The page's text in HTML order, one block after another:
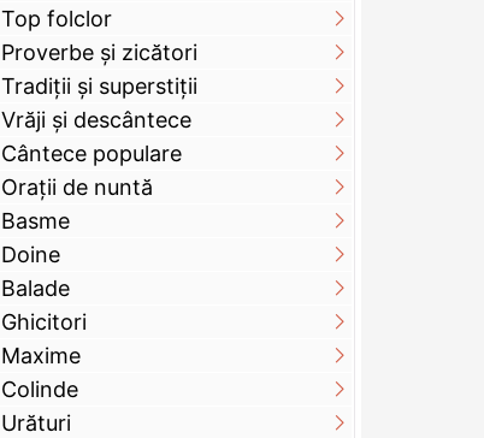
Top folclor
Proverbe și zicători
Tradiții și superstiții
Vrăji și descântece
Cântece populare
Orații de nuntă
Basme
Doine
Balade
Ghicitori
Maxime
Colinde
Urături